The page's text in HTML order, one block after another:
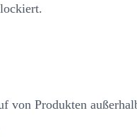
von Produkten